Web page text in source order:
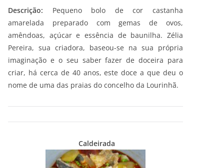
Descrição: Pequeno bolo de cor castanha
amarelada preparado com gemas de ovos,
amêndoas, açúcar e essência de baunilha. Zélia
Pereira, sua criadora, baseou-se na sua própria
imaginação e o seu saber fazer de doceira para
criar, há cerca de 40 anos, este doce a que deu o
nome de uma das praias do concelho da Lourinhã.
Caldeirada